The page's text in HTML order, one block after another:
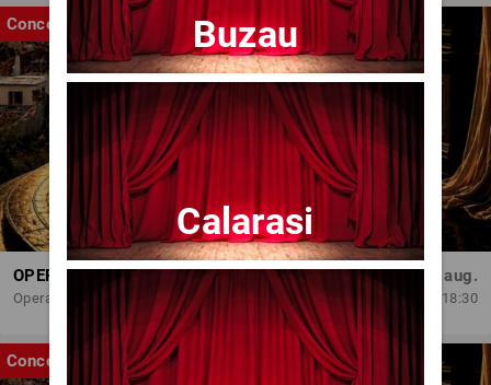
Concert
OPERA BRAȘOV ESTIVAL – ROMANCE & CINEMA - CONCERT
Opera Brasov
Sâm, 29 aug.
18:30
Concert
Buzau
Calarasi